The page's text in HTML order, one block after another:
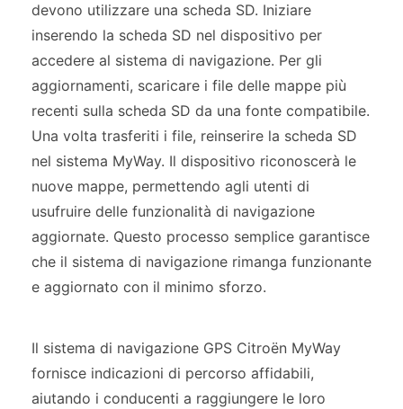
devono utilizzare una scheda SD. Iniziare
inserendo la scheda SD nel dispositivo per
accedere al sistema di navigazione. Per gli
aggiornamenti, scaricare i file delle mappe più
recenti sulla scheda SD da una fonte compatibile.
Una volta trasferiti i file, reinserire la scheda SD
nel sistema MyWay. Il dispositivo riconoscerà le
nuove mappe, permettendo agli utenti di
usufruire delle funzionalità di navigazione
aggiornate. Questo processo semplice garantisce
che il sistema di navigazione rimanga funzionante
e aggiornato con il minimo sforzo.
Il sistema di navigazione GPS Citroën MyWay
fornisce indicazioni di percorso affidabili,
aiutando i conducenti a raggiungere le loro